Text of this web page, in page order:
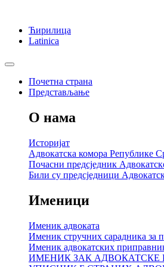
Ћирилица
Latinica
Почетна страна
Представљање
О нама
Историјат
Адвокатска комора Републике
Почасни предсједник
Били су предсједници
Именици
Именик адвоката
Именик стручних сарадника за
Именик адвокатских
ИМЕНИК ЗАК АДВОКАТСКЕ